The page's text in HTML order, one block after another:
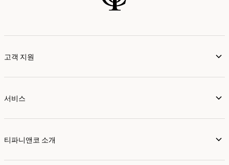
고객 지원
서비스
티파니앤코 소개